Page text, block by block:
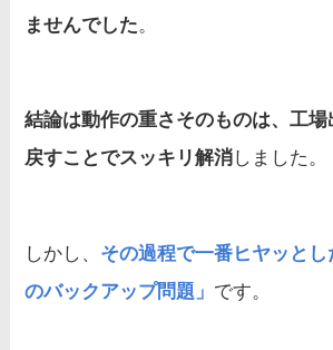
ませんでした。
結論は動作の重さそのものは、工
戻すことでスッキリ解消しました。
しかし、 その過程で一番ヒヤッとし
のバックアップ問題」 です。